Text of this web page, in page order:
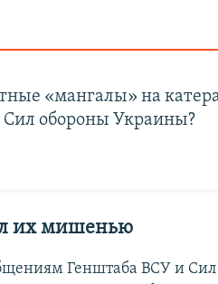
«мангалы» на
Сил обороны Украины?
их мишенью
Генштаба ВСУ и Сил